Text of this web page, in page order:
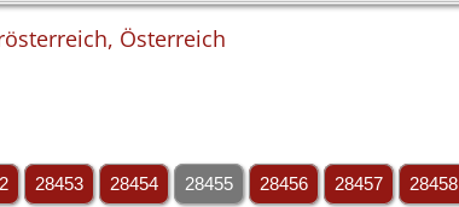
Österreich
28453 28454 28455 28456 28457 28458